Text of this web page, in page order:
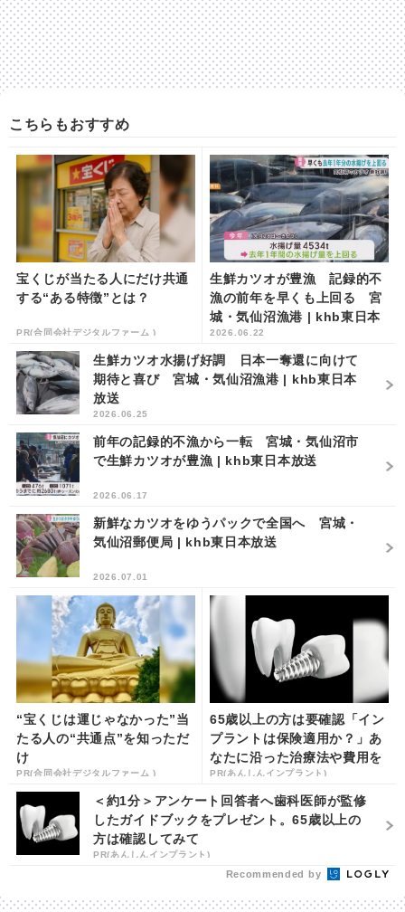
こちらもおすすめ
宝くじが当たる人にだけ共通
する“ある特徴”とは？
PR(合同会社デジタルファーム )
生鮮カツオが豊漁 記録的不
漁の前年を早くも上回る 宮
城・気仙沼漁港 | khb東日本
放送
2026.06.22
生鮮カツオ水揚げ好調 日本一奪還に向けて
期待と喜び 宮城・気仙沼漁港 | khb東日本
放送
2026.06.25
前年の記録的不漁から一転 宮城・気仙沼市
で生鮮カツオが豊漁 | khb東日本放送
2026.06.17
新鮮なカツオをゆうパックで全国へ 宮城・
気仙沼郵便局 | khb東日本放送
2026.07.01
“宝くじは運じゃなかった”当
たる人の“共通点”を知っただ
け
PR(合同会社デジタルファーム )
65歳以上の方は要確認「イン
プラントは保険適用か？」あ
なたに沿った治療法や費用を
解説
PR(あんしんインプラント)
＜約1分＞アンケート回答者へ歯科医師が監修
したガイドブックをプレゼント。65歳以上の
方は確認してみて
PR(あんしんインプラント)
Recommended by